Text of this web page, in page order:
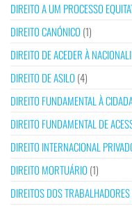
DIREITO A UM PROCESSO
DIREITO CANÓNICO (1)
DIREITO DE ACEDER À
DIREITO DE ASILO (4)
DIREITO FUNDAMENTAL À
DIREITO FUNDAMENTAL DE
DIREITO INTERNACIONAL
DIREITO MORTUÁRIO (1)
DIREITOS DOS TRABALHADORES